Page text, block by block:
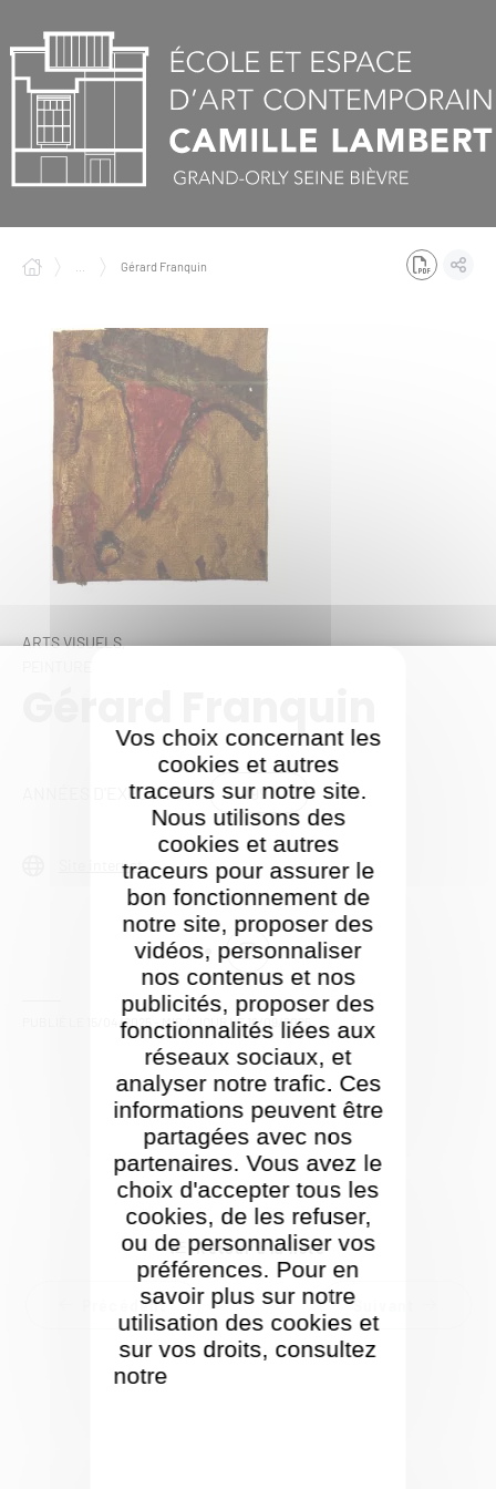
Vos choix concernant les
cookies et autres
traceurs sur notre site.
Nous utilisons des
cookies et autres
traceurs pour assurer le
bon fonctionnement de
notre site, proposer des
vidéos, personnaliser
nos contenus et nos
publicités, proposer des
fonctionnalités liées aux
réseaux sociaux, et
analyser notre trafic. Ces
informations peuvent être
partagées avec nos
partenaires. Vous avez le
choix d'accepter tous les
cookies, de les refuser,
ou de personnaliser vos
préférences. Pour en
savoir plus sur notre
utilisation des cookies et
sur vos droits, consultez
notre
Gérard Franquin
ARTS VISUELS,
ANNÉES D'EXPOSITION : 1991
Site internet
15/04/2025 - MIS À JOUR LE 16/09/2025
Précédent
Retour à la liste
Suivant